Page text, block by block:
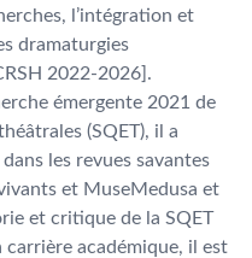
l’intégration et
dramaturgies
2022-2026].
émergente 2021 de
(SQET), il a
les revues savantes
et MuseMedusa et
et critique de la SQET
carrière académique, il est